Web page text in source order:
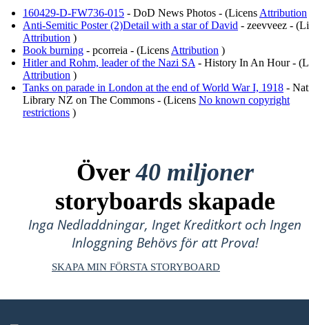
160429-D-FW736-015 - DoD News Photos - (Licens Attribution
Anti-Semitic Poster (2)Detail with a star of David - zeevveez -
Attribution )
Book burning - pcorreia - (Licens Attribution )
Hitler and Rohm, leader of the Nazi SA - History In An Hour -
Attribution )
Tanks on parade in London at the end of World War I, 1918 -
Library NZ on The Commons - (Licens No known copyright
restrictions )
Över40 miljoner
storyboards skapade
Inga Nedladdningar, Inget Kreditkort och Ingen
Inloggning Behövs för att Prova!
SKAPA MIN FÖRSTA STORYBOARD